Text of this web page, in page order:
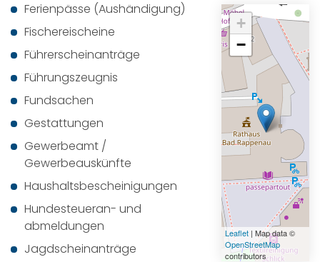
Ferienpässe (Aushändigung)
Fischereischeine
Führerscheinanträge
Führungszeugnis
Fundsachen
Gestattungen
Gewerbeamt /
Gewerbeauskünfte
Haushaltsbescheinigungen
Hundesteueran- und
abmeldungen
Jagdscheinanträge
+
−
Leaflet| Map data ©
OpenStreetMap
contributors